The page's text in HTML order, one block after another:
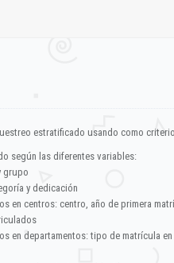
estratificado usando como
según las diferentes variables:
grupo
y dedicación
en centros: centro, año de primera
en departamentos: tipo de matrícula